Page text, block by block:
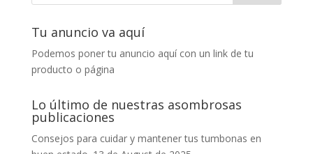
Tu anuncio va aquí
Podemos poner tu anuncio aquí con un link de tu
producto o página
Lo último de nuestras asombrosas
publicaciones
Consejos para cuidar y mantener tus tumbonas en